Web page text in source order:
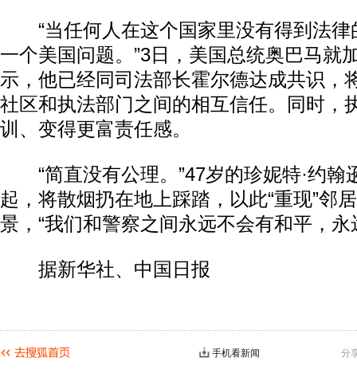
“当任何人在这个国家里没有得到法律
一个美国问题。”3日，美国总统奥巴马就
示，他已经同司法部长霍尔德达成共识，
社区和执法部门之间的相互信任。同时，
训、变得更富责任感。
“简直没有公理。”47岁的珍妮特·约翰
起，将散烟扔在地上踩踏，以此“重现”邻
景，“我们和警察之间永远不会有和平，永
据新华社、中国日报
分
手机看新闻